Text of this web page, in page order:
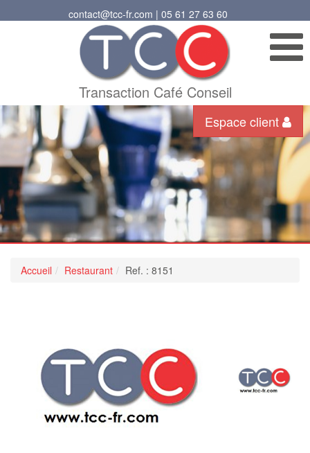
contact@tcc-fr.com | 05 61 27 63 60
Transaction Café Conseil
Espace client
Accueil Restaurant Ref. : 8151